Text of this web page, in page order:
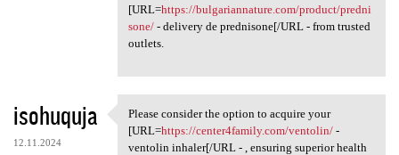
[URL=https://bulgariannature.com/product/predni
sone/- delivery de prednisone[/URL - from trusted
outlets.
isohuquja
12.11.2024
Please consider the option to
Please consider the option to acquire your
[URL=https://center4family.com/ventolin/-
ventolin inhaler[/URL - , ensuring superior health